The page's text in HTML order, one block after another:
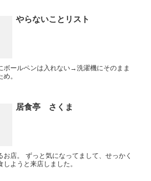
やらないことリスト
ボールペンは入れない→洗濯機にそのまま
。
居食亭 さくま
お店。 ずっと気になってまして、せっかく
ようと来店しました。